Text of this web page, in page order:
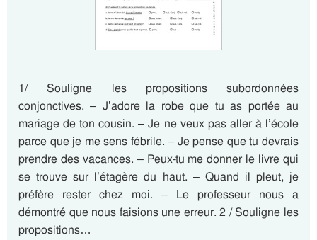
1/ Souligne les propositions subordonnées
conjonctives. – J’adore la robe que tu as portée au
mariage de ton cousin. – Je ne veux pas aller à l’école
parce que je me sens fébrile. – Je pense que tu devrais
prendre des vacances. – Peux-tu me donner le livre qui
se trouve sur l’étagère du haut. – Quand il pleut, je
préfère rester chez moi. – Le professeur nous a
démontré que nous faisions une erreur. 2 / Souligne les
propositions…